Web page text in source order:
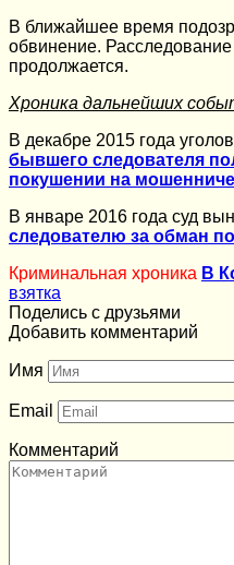
В ближайшее время
обвинение. Расследование
продолжается.
Хроника дальнейших
В декабре 2015 года
бывшего следователя
покушении на
В январе 2016 года суд
следователю за обман
Криминальная хроника В
взятка
Поделись с друзьями
Добавить комментарий
Имя
Email
Комментарий